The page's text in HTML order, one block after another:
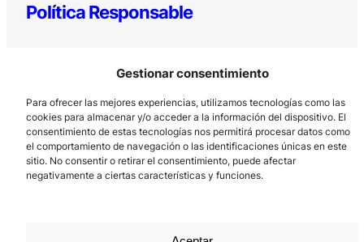
Gestionar consentimiento
Para ofrecer las mejores experiencias, utilizamos tecnologías como las
cookies para almacenar y/o acceder a la información del dispositivo. El
consentimiento de estas tecnologías nos permitirá procesar datos como
el comportamiento de navegación o las identificaciones únicas en este
sitio. No consentir o retirar el consentimiento, puede afectar
negativamente a ciertas características y funciones.
Política Responsable
Los Prados, 121 – 33203 Gijón
985 185 577 – info@laboralcentrodearte.org